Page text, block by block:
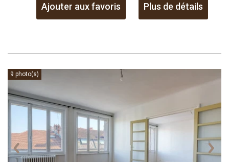
Ajouter aux favoris Plus de détails
9 photo(s)